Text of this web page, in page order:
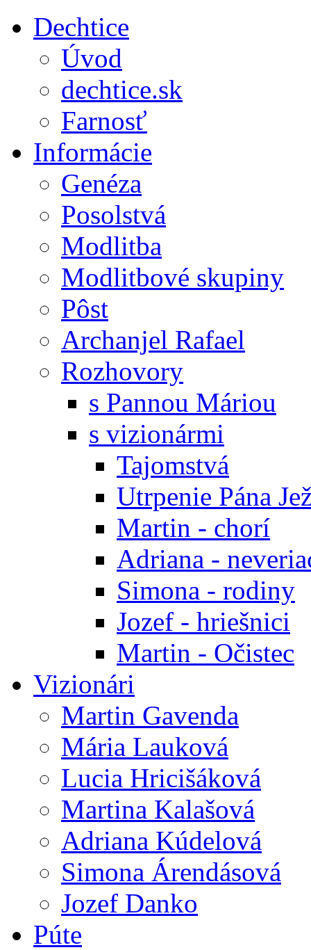
Dechtice
Úvod
dechtice.sk
Farnosť
Informácie
Genéza
Posolstvá
Modlitba
Modlitbové skupiny
Pôst
Archanjel Rafael
Rozhovory
s Pannou Máriou
s vizionármi
Tajomstvá
Utrpenie Pána
Martin - chorí
Adriana -
Simona - rodiny
Jozef - hriešnici
Martin - Očistec
Vizionári
Martin Gavenda
Mária Lauková
Lucia Hricišáková
Martina Kalašová
Adriana Kúdelová
Simona Árendásová
Jozef Danko
Púte